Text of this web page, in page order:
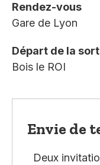
Rendez-vous
Gare de Lyon
Départ de la
Bois le ROI
Envie de
Deux